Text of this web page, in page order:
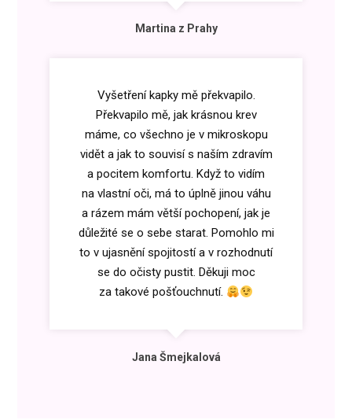
Martina z Prahy
Vyšetření kapky mě překvapilo.
Překvapilo mě, jak krásnou krev
máme, co všechno je v mikroskopu
vidět a jak to souvisí s naším zdravím
a pocitem komfortu. Když to vidím
na vlastní oči, má to úplně jinou váhu
a rázem mám větší pochopení, jak je
důležité se o sebe starat. Pomohlo mi
to v ujasnění spojitostí a v rozhodnutí
se do očisty pustit. Děkuji moc
za takové pošťouchnutí.
Jana Šmejkalová